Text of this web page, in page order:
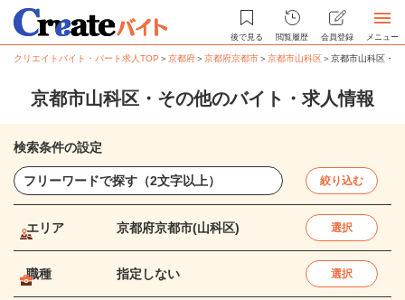
後で見る 閲覧履歴 会員登録 メニュー
クリエイトバイト・パート求人TOP ＞京都府＞京都府京都市＞京都市山科区＞京都市山科区・
京都市山科区・その他のバイト・求人情報
検索条件の設定
絞り込む
エリア 京都府京都市(山科区) 選択
職種 指定しない 選択